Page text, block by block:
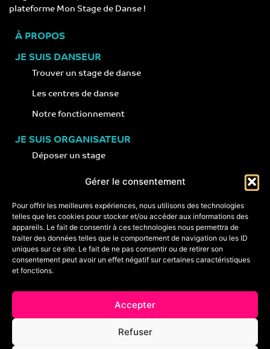
Gérer le consentement
Pour offrir les meilleures expériences, nous utilisons des technologies
telles que les cookies pour stocker et/ou accéder aux informations des
appareils. Le fait de consentir à ces technologies nous permettra de
traiter des données telles que le comportement de navigation ou les ID
uniques sur ce site. Le fait de ne pas consentir ou de retirer son
consentement peut avoir un effet négatif sur certaines caractéristiques
et fonctions.
Accepter
Refuser
plateforme Mon Stage de Danse !
À PROPOS
JE SUIS DANSEUR
Trouver un stage de danse
Les centres de danse
Notre fonctionnement
JE SUIS ORGANISATEUR
Déposer un stage
Notre concept
CONTACT
+33 (0)6 74 89 64 59
monstagededanse@gmail.com
Crédits & mentions légales